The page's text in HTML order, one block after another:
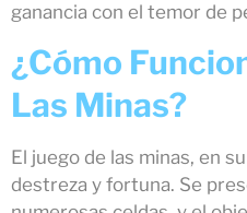
ganancia con el temor de
¿Cómo
Las Minas?
El juego de las minas, en
destreza y fortuna. Se